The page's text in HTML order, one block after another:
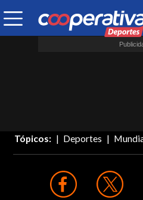
Tópicos: Deportes